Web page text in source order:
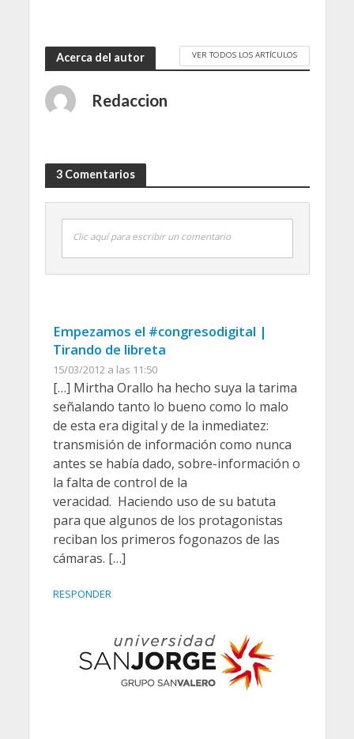
Acerca del autor VER TODOS LOS ARTÍCULOS
Redaccion
3 Comentarios
Clic aquí para escribir un comentario
Empezamos el #congresodigital |
Tirando de libreta
15/03/2012 a las 11:50
[…] Mirtha Orallo ha hecho suya la tarima
señalando tanto lo bueno como lo malo
de esta era digital y de la inmediatez:
transmisión de información como nunca
antes se había dado, sobre-información o
la falta de control de la
veracidad. Haciendo uso de su batuta
para que algunos de los protagonistas
reciban los primeros fogonazos de las
cámaras. […]
RESPONDER